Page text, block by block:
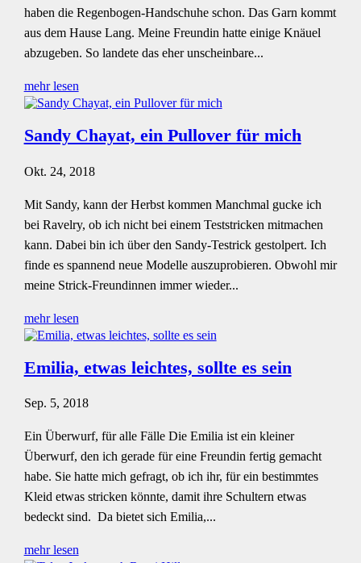
haben die Regenbogen-Handschuhe schon. Das Garn kommt
aus dem Hause Lang. Meine Freundin hatte einige Knäuel
abzugeben. So landete das eher unscheinbare...
mehr lesen
Sandy Chayat, ein Pullover für mich
Okt. 24, 2018
Mit Sandy, kann der Herbst kommen Manchmal gucke ich
bei Ravelry, ob ich nicht bei einem Teststricken mitmachen
kann. Dabei bin ich über den Sandy-Testrick gestolpert. Ich
finde es spannend neue Modelle auszuprobieren. Obwohl mir
meine Strick-Freundinnen immer wieder...
mehr lesen
Emilia, etwas leichtes, sollte es sein
Sep. 5, 2018
Ein Überwurf, für alle Fälle Die Emilia ist ein kleiner
Überwurf, den ich gerade für eine Freundin fertig gemacht
habe. Sie hatte mich gefragt, ob ich ihr, für ein bestimmtes
Kleid etwas stricken könnte, damit ihre Schultern etwas
bedeckt sind. Da bietet sich Emilia,...
mehr lesen